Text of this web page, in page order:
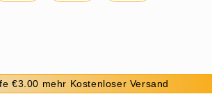
€3.00 mehr Kostenloser Versand